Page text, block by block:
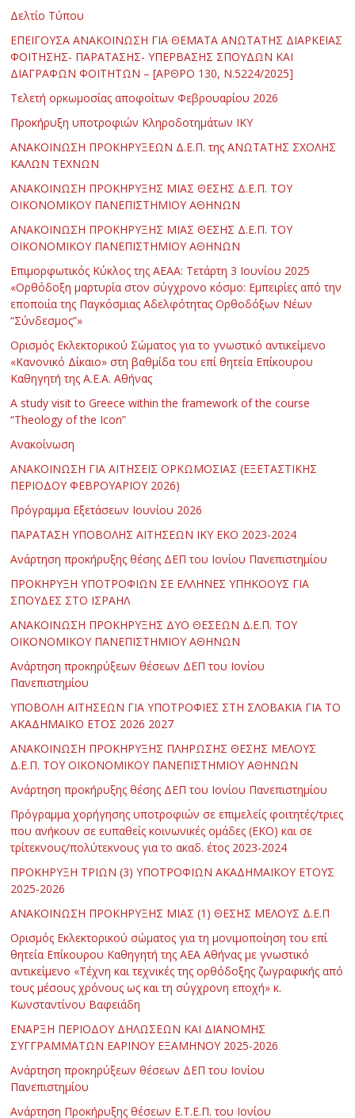
Δελτίο Τύπου
ΕΠΕΙΓΟΥΣΑ ΑΝΑΚΟΙΝΩΣΗ ΓΙΑ ΘΕΜΑΤΑ ΑΝΩΤΑΤΗΣ ΔΙΑΡΚΕΙΑΣ
ΦΟΙΤΗΣΗΣ- ΠΑΡΑΤΑΣΗΣ- ΥΠΕΡΒΑΣΗΣ ΣΠΟΥΔΩΝ ΚΑΙ
ΔΙΑΓΡΑΦΩΝ ΦΟΙΤΗΤΩΝ – [ΑΡΘΡΟ 130, Ν.5224/2025]
Τελετή ορκωμοσίας αποφοίτων Φεβρουαρίου 2026
Προκήρυξη υποτροφιών Κληροδοτημάτων ΙΚΥ
ΑΝΑΚΟΙΝΩΣΗ ΠΡΟΚΗΡΥΞΕΩΝ Δ.Ε.Π. της ΑΝΩΤΑΤΗΣ ΣΧΟΛΗΣ
ΚΑΛΩΝ ΤΕΧΝΩΝ
ΑΝΑΚΟΙΝΩΣΗ ΠΡΟΚΗΡΥΞΗΣ ΜΙΑΣ ΘΕΣΗΣ Δ.Ε.Π. ΤΟΥ
ΟΙΚΟΝΟΜΙΚΟΥ ΠΑΝΕΠΙΣΤΗΜΙΟΥ ΑΘΗΝΩΝ
ΑΝΑΚΟΙΝΩΣΗ ΠΡΟΚΗΡΥΞΗΣ ΜΙΑΣ ΘΕΣΗΣ Δ.Ε.Π. ΤΟΥ
ΟΙΚΟΝΟΜΙΚΟΥ ΠΑΝΕΠΙΣΤΗΜΙΟΥ ΑΘΗΝΩΝ
Επιμορφωτικός Κύκλος της ΑΕΑΑ: Τετάρτη 3 Ιουνίου 2025
«Ορθόδοξη μαρτυρία στον σύγχρονο κόσμο: Εμπειρίες από την
εποποιία της Παγκόσμιας Αδελφότητας Ορθοδόξων Νέων
“Σύνδεσμος”»
Ορισμός Εκλεκτορικού Σώματος για το γνωστικό αντικείμενο
«Κανονικό Δίκαιο» στη βαθμίδα του επί θητεία Επίκουρου
Καθηγητή της Α.Ε.Α. Αθήνας
Α study visit to Greece within the framework of the course
“Theology of the Icon”
Ανακοίνωση
ΑΝΑΚΟΙΝΩΣΗ ΓΙΑ ΑΙΤΗΣΕΙΣ ΟΡΚΩΜΟΣΙΑΣ (ΕΞΕΤΑΣΤΙΚΗΣ
ΠΕΡΙΟΔΟΥ ΦΕΒΡΟΥΑΡΙΟΥ 2026)
Πρόγραμμα Εξετάσεων Ιουνίου 2026
ΠΑΡΑΤΑΣΗ ΥΠΟΒΟΛΗΣ ΑΙΤΗΣΕΩΝ ΙΚΥ ΕΚΟ 2023-2024
Ανάρτηση προκήρυξης θέσης ΔΕΠ του Ιονίου Πανεπιστημίου
ΠΡΟΚΗΡΥΞΗ ΥΠΟΤΡΟΦΙΩΝ ΣΕ ΕΛΛΗΝΕΣ ΥΠΗΚΟΟΥΣ ΓΙΑ
ΣΠΟΥΔΕΣ ΣΤΟ ΙΣΡΑΗΛ
ΑΝΑΚΟΙΝΩΣΗ ΠΡΟΚΗΡΥΞΗΣ ΔΥΟ ΘΕΣΕΩΝ Δ.Ε.Π. ΤΟΥ
ΟΙΚΟΝΟΜΙΚΟΥ ΠΑΝΕΠΙΣΤΗΜΙΟΥ ΑΘΗΝΩΝ
Ανάρτηση προκηρύξεων θέσεων ΔΕΠ του Ιονίου
Πανεπιστημίου
ΥΠΟΒΟΛΗ ΑΙΤΗΣΕΩΝ ΓΙΑ ΥΠΟΤΡΟΦΙΕΣ ΣΤΗ ΣΛΟΒΑΚΙΑ ΓΙΑ ΤΟ
ΑΚΑΔΗΜΑΪΚΟ ΕΤΟΣ 2026 2027
ΑΝΑΚΟΙΝΩΣΗ ΠΡΟΚΗΡΥΞΗΣ ΠΛΗΡΩΣΗΣ ΘΕΣΗΣ ΜΕΛΟΥΣ
Δ.Ε.Π. ΤΟΥ ΟΙΚΟΝΟΜΙΚΟΥ ΠΑΝΕΠΙΣΤΗΜΙΟΥ ΑΘΗΝΩΝ
Ανάρτηση προκήρυξης θέσης ΔΕΠ του Ιονίου Πανεπιστημίου
Πρόγραμμα χορήγησης υποτροφιών σε επιμελείς φοιτητές/τριες
που ανήκουν σε ευπαθείς κοινωνικές ομάδες (ΕΚΟ) και σε
τρίτεκνους/πολύτεκνους για το ακαδ. έτος 2023-2024
ΠΡΟΚΗΡΥΞΗ ΤΡΙΩΝ (3) ΥΠΟΤΡΟΦΙΩΝ ΑΚΑΔΗΜΑΪΚΟΥ ΕΤΟΥΣ
2025-2026
ΑΝΑΚΟΙΝΩΣΗ ΠΡΟΚΗΡΥΞΗΣ ΜΙΑΣ (1) ΘΕΣΗΣ ΜΕΛΟΥΣ Δ.Ε.Π
Ορισμός Εκλεκτορικού σώματος για τη μονιμοποίηση του επί
θητεία Επίκουρου Καθηγητή της ΑΕΑ Αθήνας με γνωστικό
αντικείμενο «Τέχνη και τεχνικές της ορθόδοξης ζωγραφικής από
τους μέσους χρόνους ως και τη σύγχρονη εποχή» κ.
Κωνσταντίνου Βαφειάδη
ΕΝΑΡΞΗ ΠΕΡΙΟΔΟΥ ΔΗΛΩΣΕΩΝ ΚΑΙ ΔΙΑΝΟΜΗΣ
ΣΥΓΓΡΑΜΜΑΤΩΝ ΕΑΡΙΝΟΥ ΕΞΑΜΗΝΟΥ 2025-2026
Ανάρτηση προκηρύξεων θέσεων ΔΕΠ του Ιονίου
Πανεπιστημίου
Ανάρτηση Προκήρυξης θέσεων Ε.Τ.Ε.Π. του Ιονίου